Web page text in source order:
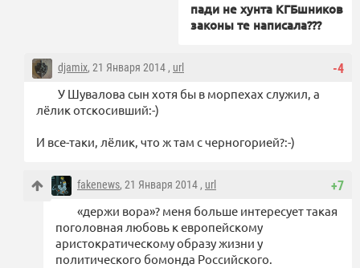
пади не хунта КГБшников
законы те написала???
-4
djamix, 21 Января 2014 , url
У Шувалова сын хотя бы в морпехах служил, а
лёлик отскосивший:-)
И все-таки, лёлик, что ж там с черногорией?:-)
+7
fakenews, 21 Января 2014 , url
«держи вора»? меня больше интересует такая
поголовная любовь к европейскому
аристократическому образу жизни у
политического бомонда Российского.